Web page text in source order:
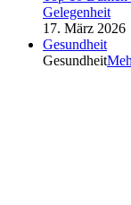
Gelegenheit
17. März 2026
Gesundheit
Gesundheit